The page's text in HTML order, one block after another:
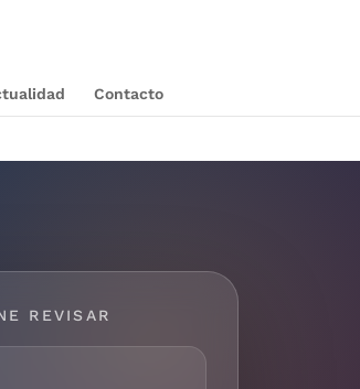
Contacto
REVISAR